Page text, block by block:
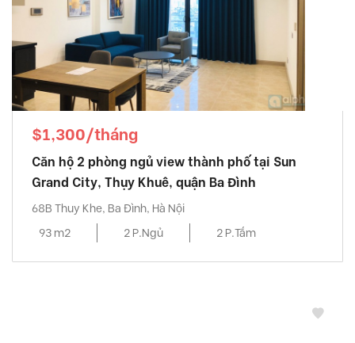
$1,300/tháng
Căn hộ 2 phòng ngủ view thành phố tại Sun
Grand City, Thụy Khuê, quận Ba Đình
68B Thuy Khe, Ba Đình, Hà Nội
93 m2
2 P.Ngủ 2 P.Tắm